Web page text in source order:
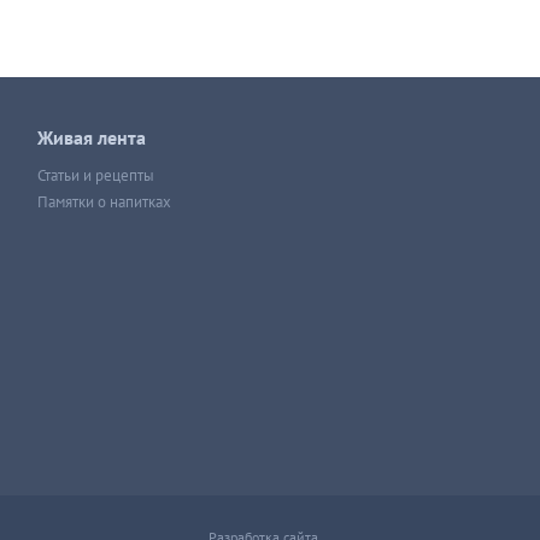
Живая лента
Статьи и рецепты
Памятки о напитках